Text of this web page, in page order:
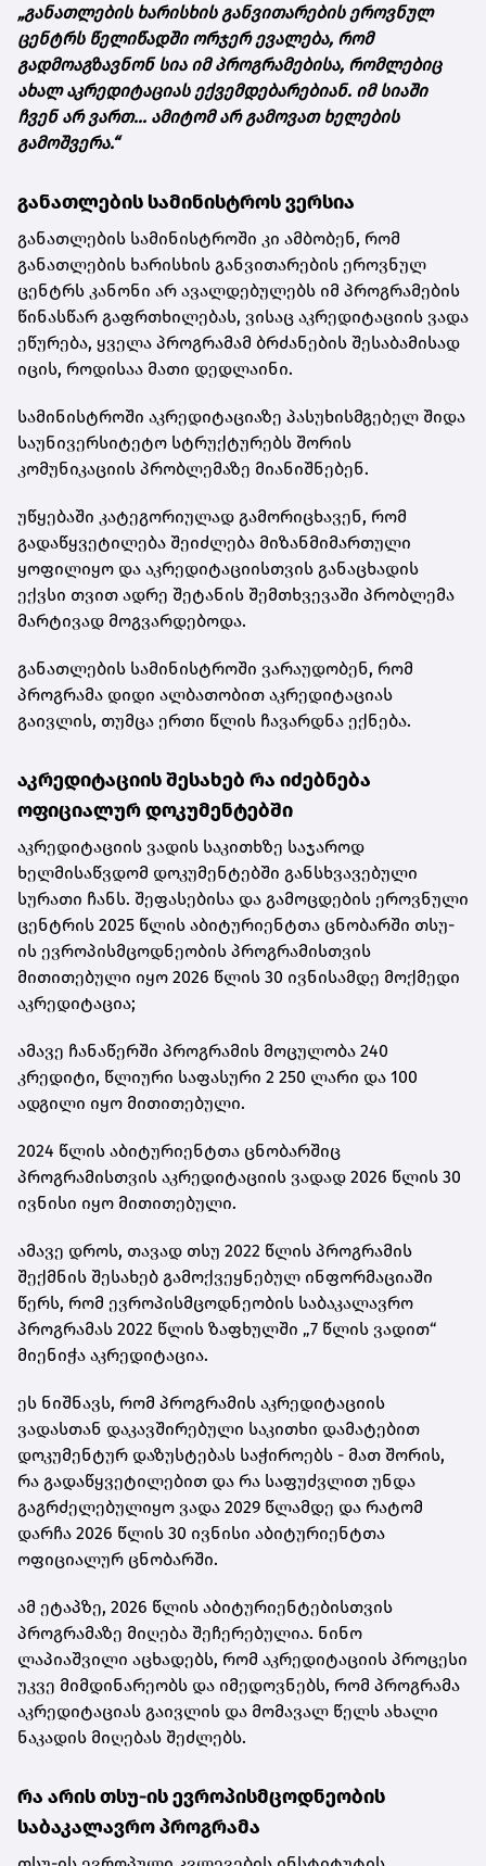
„განათლების ხარისხის განვითარების ეროვნულ
ცენტრს წელიწადში ორჯერ ევალება, რომ
გადმოაგზავნონ სია იმ პროგრამებისა, რომლებიც
ახალ აკრედიტაციას ექვემდებარებიან. იმ სიაში
ჩვენ არ ვართ... ამიტომ არ გამოვათ ხელების
გამოშვერა.“
განათლების სამინისტროს ვერსია
განათლების სამინისტროში კი ამბობენ, რომ
განათლების ხარისხის განვითარების ეროვნულ
ცენტრს კანონი არ ავალდებულებს იმ პროგრამების
წინასწარ გაფრთხილებას, ვისაც აკრედიტაციის ვადა
ეწურება, ყველა პროგრამამ ბრძანების შესაბამისად
იცის, როდისაა მათი დედლაინი.
სამინისტროში აკრედიტაციაზე პასუხისმგებელ შიდა
საუნივერსიტეტო სტრუქტურებს შორის
კომუნიკაციის პრობლემაზე მიანიშნებენ.
უწყებაში კატეგორიულად გამორიცხავენ, რომ
გადაწყვეტილება შეიძლება მიზანმიმართული
ყოფილიყო და აკრედიტაციისთვის განაცხადის
ექვსი თვით ადრე შეტანის შემთხვევაში პრობლემა
მარტივად მოგვარდებოდა.
განათლების სამინისტროში ვარაუდობენ, რომ
პროგრამა დიდი ალბათობით აკრედიტაციას
გაივლის, თუმცა ერთი წლის ჩავარდნა ექნება.
აკრედიტაციის შესახებ რა იძებნება
ოფიციალურ დოკუმენტებში
აკრედიტაციის ვადის საკითხზე საჯაროდ
ხელმისაწვდომ დოკუმენტებში განსხვავებული
სურათი ჩანს. შეფასებისა და გამოცდების ეროვნული
ცენტრის 2025 წლის აბიტურიენტთა ცნობარში თსუ-
ის ევროპისმცოდნეობის პროგრამისთვის
მითითებული იყო 2026 წლის 30 ივნისამდე მოქმედი
აკრედიტაცია;
ამავე ჩანაწერში პროგრამის მოცულობა 240
კრედიტი, წლიური საფასური 2 250 ლარი და 100
ადგილი იყო მითითებული.
2024 წლის აბიტურიენტთა ცნობარშიც
პროგრამისთვის აკრედიტაციის ვადად 2026 წლის 30
ივნისი იყო მითითებული.
ამავე დროს, თავად თსუ 2022 წლის პროგრამის
შექმნის შესახებ გამოქვეყნებულ ინფორმაციაში
წერს, რომ ევროპისმცოდნეობის საბაკალავრო
პროგრამას 2022 წლის ზაფხულში „7 წლის ვადით“
მიენიჭა აკრედიტაცია.
ეს ნიშნავს, რომ პროგრამის აკრედიტაციის
ვადასთან დაკავშირებული საკითხი დამატებით
დოკუმენტურ დაზუსტებას საჭიროებს - მათ შორის,
რა გადაწყვეტილებით და რა საფუძვლით უნდა
გაგრძელებულიყო ვადა 2029 წლამდე და რატომ
დარჩა 2026 წლის 30 ივნისი აბიტურიენტთა
ოფიციალურ ცნობარში.
ამ ეტაპზე, 2026 წლის აბიტურიენტებისთვის
პროგრამაზე მიღება შეჩერებულია. ნინო
ლაპიაშვილი აცხადებს, რომ აკრედიტაციის პროცესი
უკვე მიმდინარეობს და იმედოვნებს, რომ პროგრამა
აკრედიტაციას გაივლის და მომავალ წელს ახალი
ნაკადის მიღებას შეძლებს.
რა არის თსუ-ის ევროპისმცოდნეობის
საბაკალავრო პროგრამა